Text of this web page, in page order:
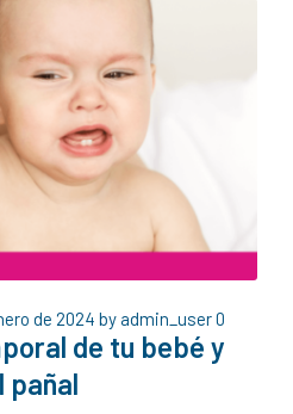
de 2024 by admin_user0
de tu bebé y
pañal